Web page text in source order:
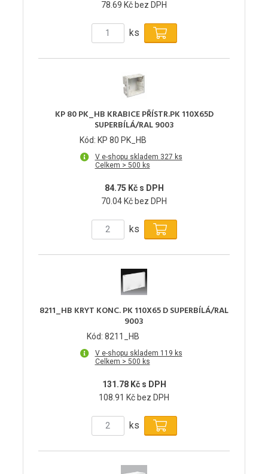
78.69 Kč bez DPH
ks
KP 80 PK_HB KRABICE PŘÍSTR.PK 110X65D
SUPERBÍLÁ/RAL 9003
Kód: KP 80 PK_HB
V e-shopu skladem 327 ks
Celkem > 500 ks
84.75 Kč s DPH
70.04 Kč bez DPH
ks
8211_HB KRYT KONC. PK 110X65 D SUPERBÍLÁ/RAL
9003
Kód: 8211_HB
V e-shopu skladem 119 ks
Celkem > 500 ks
131.78 Kč s DPH
108.91 Kč bez DPH
ks